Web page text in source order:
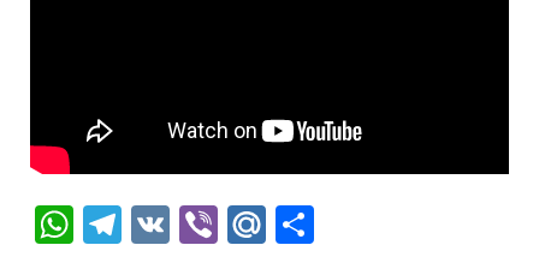
WhatsApp
Telegram
VK ViberMail.Ru